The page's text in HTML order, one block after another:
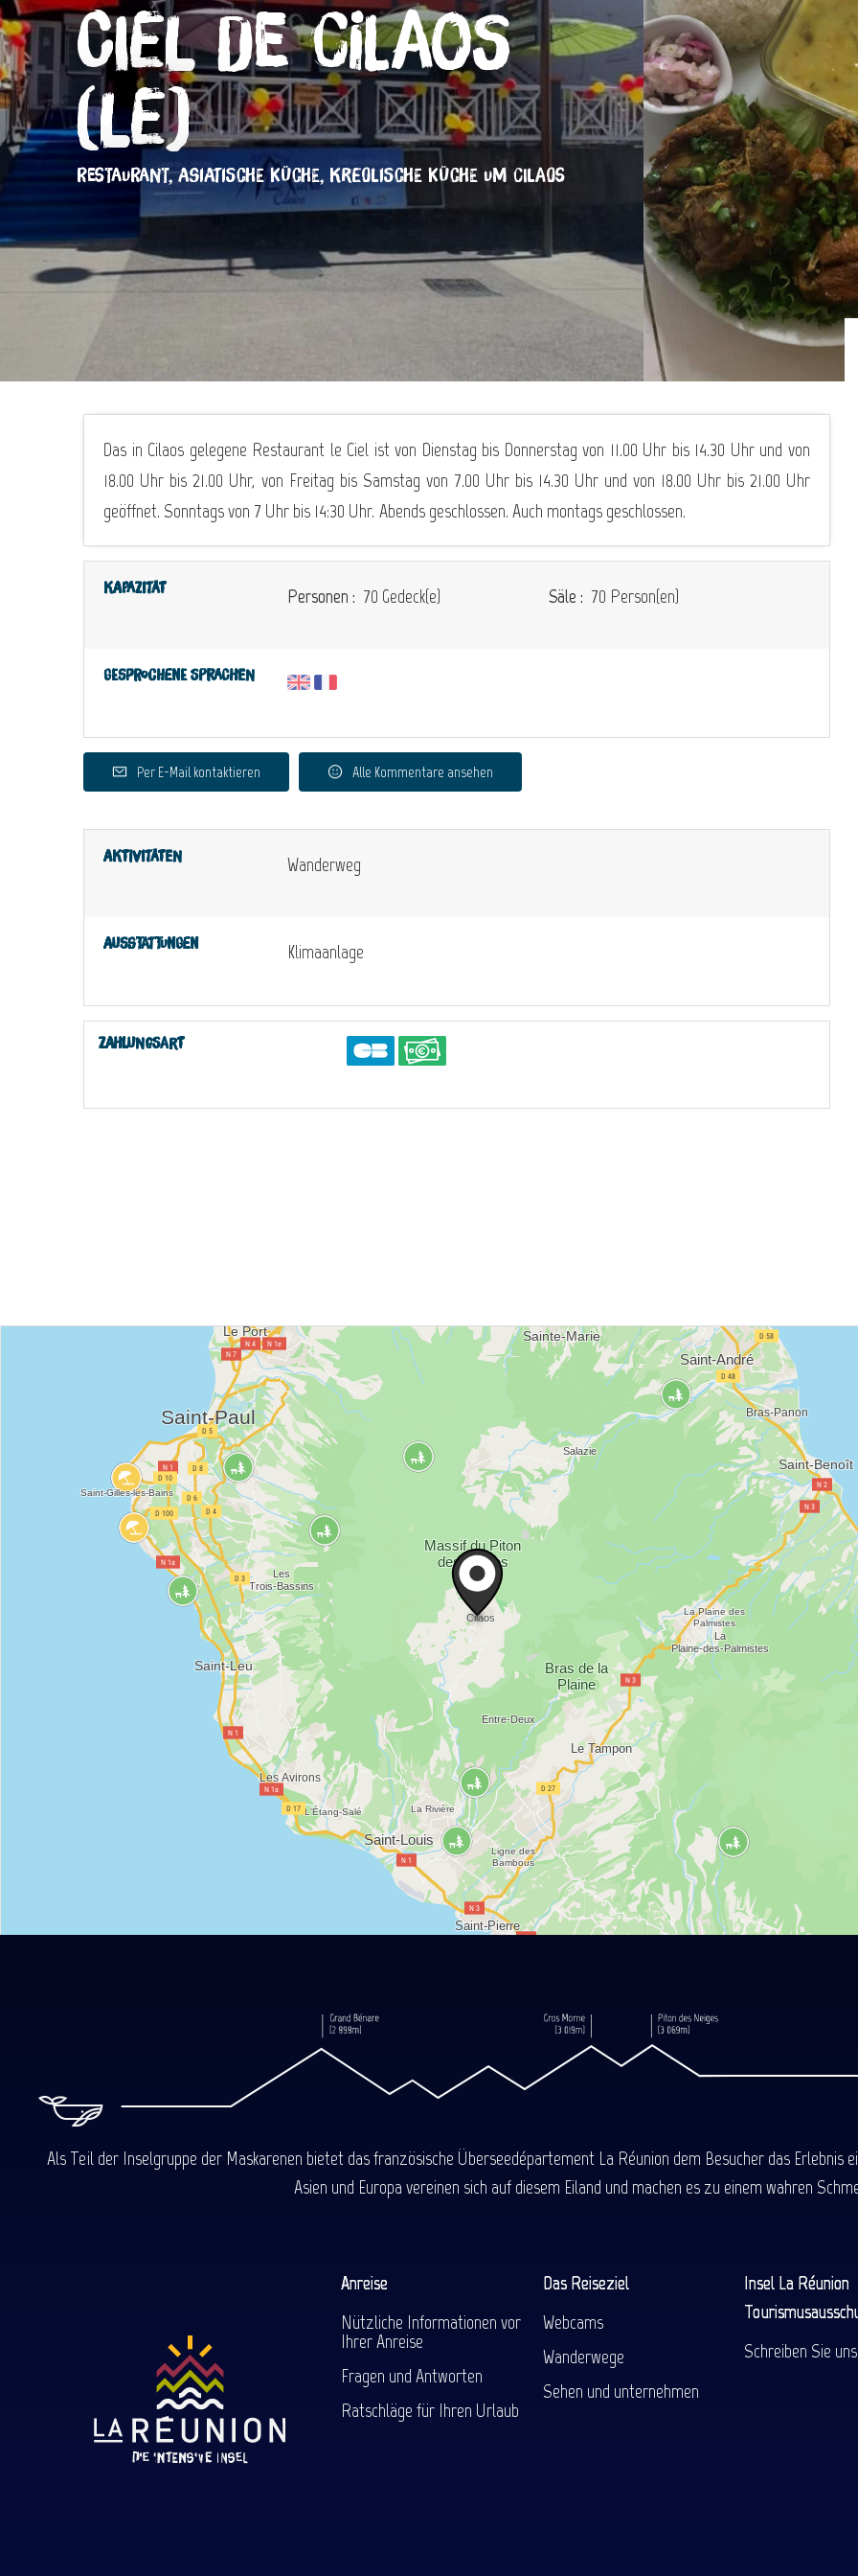
Ciel de Cilaos
(Le)
RESTAURANT,ASIATISCHE KÜCHE, KREOLISCHE KÜCHE UM CILAOS
Das in Cilaos gelegene Restaurant le Ciel ist von Dienstag bis Donnerstag von 11.00 Uhr bis 14.30 Uhr und von
18.00 Uhr bis 21.00 Uhr, von Freitag bis Samstag von 7.00 Uhr bis 14.30 Uhr und von 18.00 Uhr bis 21.00 Uhr
geöffnet. Sonntags von 7 Uhr bis 14:30 Uhr. Abends geschlossen. Auch montags geschlossen.
Kapazität Personen : 70 Gedeck(e) Säle : 70 Person(en)
Gesprochene Sprachen
Per E-Mail kontaktieren Alle Kommentare ansehen
Aktivitäten Wanderweg
Ausstattungen Klimaanlage
Zahlungsart
Als Teil der Inselgruppe der Maskarenen bietet das französische Überseedépartement La Réunion dem Besucher das Erlebnis
Asien und Europa vereinen sich auf diesem Eiland und machen es zu einem wahren
Anreise
Nützliche Informationen vor
Ihrer Anreise
Fragen und Antworten
Ratschläge für Ihren Urlaub
Das Reiseziel
Webcams
Wanderwege
Sehen und unternehmen
Insel La Réunion
Schreiben Sie uns